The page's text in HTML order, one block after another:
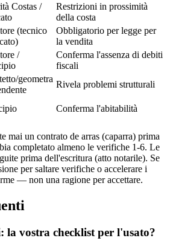
Costas /
Restrizioni in prossimità
della costa
(tecnico
Obbligatorio per legge per
la vendita
/
Conferma l'assenza di debiti
fiscali
geometra
Rivela problemi strutturali
Conferma l'abitabilità
mai un contrato de arras (caparra) prima
completato almeno le verifiche 1-6. Le
prima dell'escritura (atto notarile). Se
per saltare verifiche o accelerare i
— non una ragione per accettare.
la vostra checklist per l'usato?